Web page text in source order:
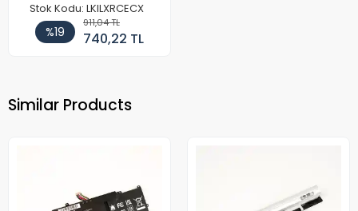
Stok Kodu: LKILXRCECX
%19
911,04 TL
740,22 TL
Similar Products